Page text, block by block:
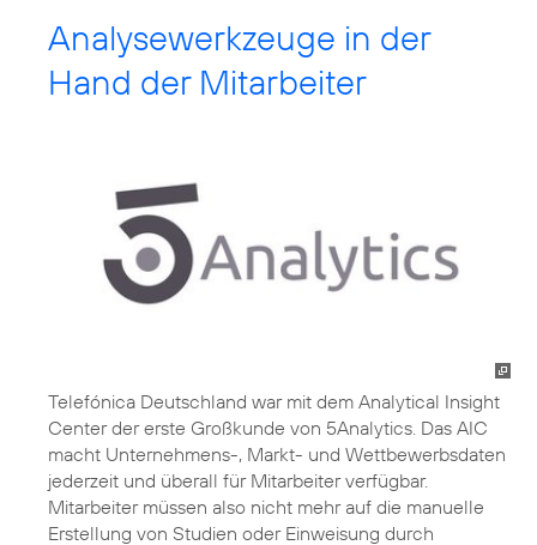
Analysewerkzeuge in der
Hand der Mitarbeiter
Telefónica Deutschland war mit dem Analytical Insight
Center der erste Großkunde von 5Analytics. Das AIC
macht Unternehmens-, Markt- und Wettbewerbsdaten
jederzeit und überall für Mitarbeiter verfügbar.
Mitarbeiter müssen also nicht mehr auf die manuelle
Erstellung von Studien oder Einweisung durch